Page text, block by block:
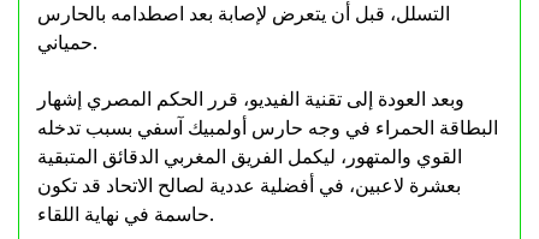
التسلل، قبل أن يتعرض لإصابة بعد اصطدامه بالحارس
حمياني.
وبعد العودة إلى تقنية الفيديو، قرر الحكم المصري إشهار
البطاقة الحمراء في وجه حارس أولمبيك آسفي بسبب تدخله
القوي والمتهور، ليكمل الفريق المغربي الدقائق المتبقية
بعشرة لاعبين، في أفضلية عددية لصالح الاتحاد قد تكون
حاسمة في نهاية اللقاء.